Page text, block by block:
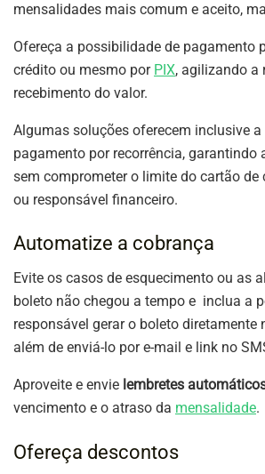
mensalidades mais comum e aceito,
Ofereça a possibilidade de pagamento
crédito ou mesmo por PIX, agilizando a
recebimento do valor.
Algumas soluções oferecem inclusive
pagamento por recorrência, garantindo
sem comprometer o limite do cartão de
ou responsável financeiro.
Automatize a cobrança
Evite os casos de esquecimento ou as
boleto não chegou a tempo e inclua a
responsável gerar o boleto diretamente
além de enviá-lo por e-mail e link no
Aproveite e envie lembretes
vencimento e o atraso da mensalidade.
Ofereça descontos